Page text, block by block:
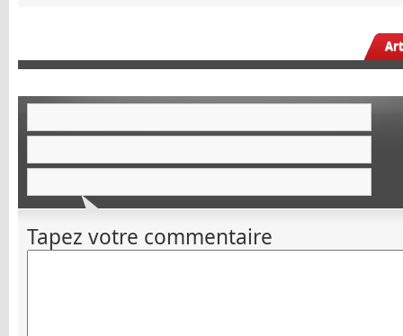
Tapez votre commentaire